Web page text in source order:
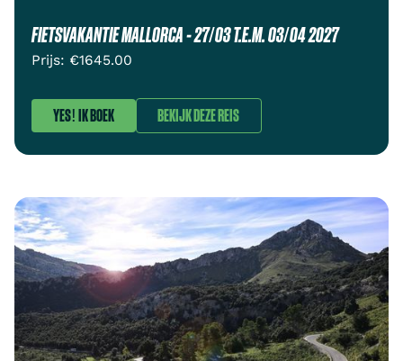
FIETSVAKANTIE MALLORCA - 27/03 T.E.M. 03/04 2027
Prijs: €1645.00
YES! IK BOEK BEKIJK DEZE REIS